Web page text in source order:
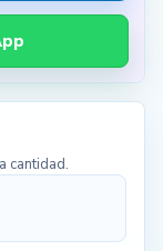
cantidad.